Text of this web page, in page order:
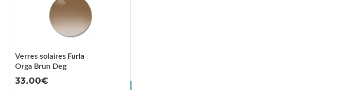
Orga Brun Deg
Verres solaires Furla
33.00